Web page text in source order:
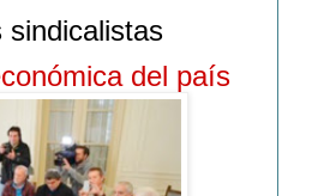
sindicalistas
del país